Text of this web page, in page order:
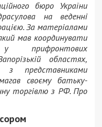
бюро України
на веденні
За матеріалами
мав координувати
прифронтових
областях,
з представниками
своєму батьку-
торгівлю з РФ. Про